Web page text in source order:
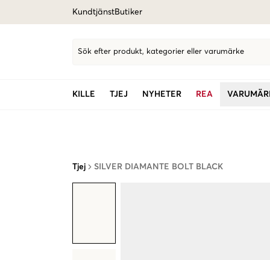
KundtjänstButiker
Sök efter produkt, kategorier eller varumärke
KILLE TJEJ NYHETER REA
Tjej SILVER DIAMANTE BOLT BLACK